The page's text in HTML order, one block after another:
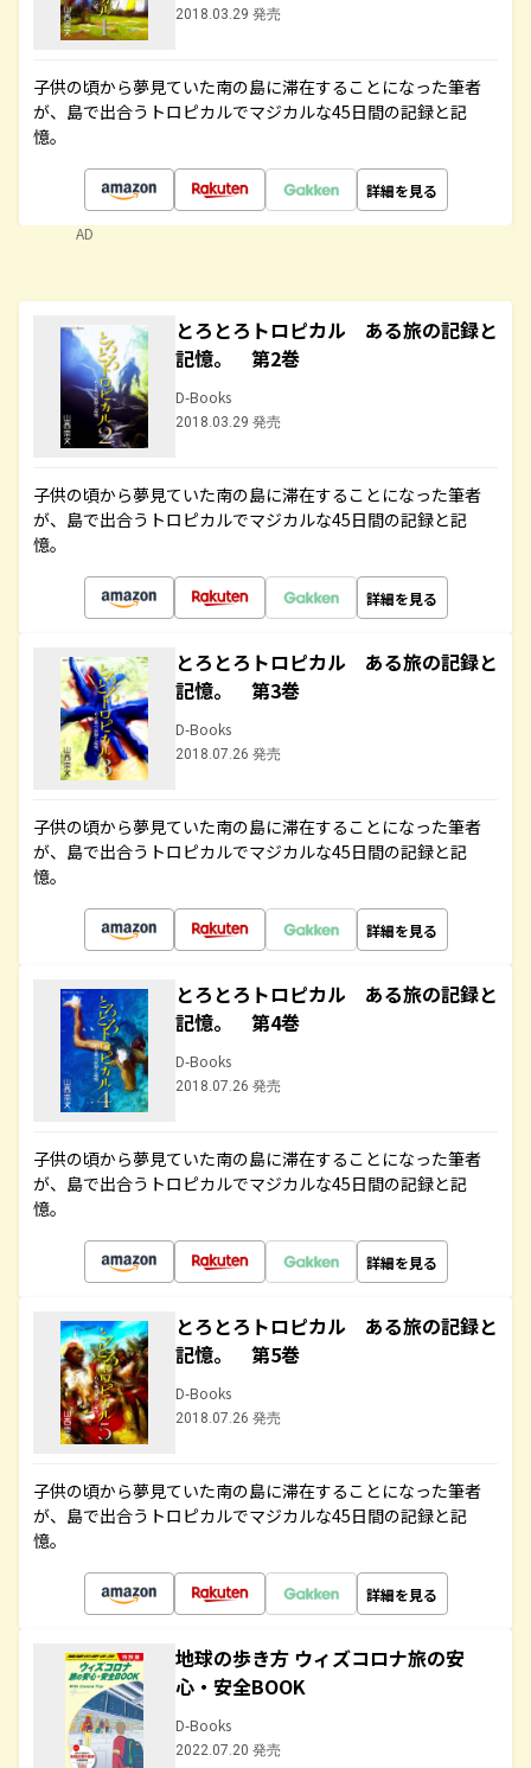
2018.03.29 発売
子供の頃から夢見ていた南の島に滞在することになった筆者
が、島で出合うトロピカルでマジカルな45日間の記録と記
憶。
詳細を見る
AD
とろとろトロピカル ある旅の記録と
記憶。 第2巻
D-Books
2018.03.29 発売
子供の頃から夢見ていた南の島に滞在することになった筆者
が、島で出合うトロピカルでマジカルな45日間の記録と記
憶。
詳細を見る
とろとろトロピカル ある旅の記録と
記憶。 第3巻
D-Books
2018.07.26 発売
子供の頃から夢見ていた南の島に滞在することになった筆者
が、島で出合うトロピカルでマジカルな45日間の記録と記
憶。
詳細を見る
とろとろトロピカル ある旅の記録と
記憶。 第4巻
D-Books
2018.07.26 発売
子供の頃から夢見ていた南の島に滞在することになった筆者
が、島で出合うトロピカルでマジカルな45日間の記録と記
憶。
詳細を見る
とろとろトロピカル ある旅の記録と
記憶。 第5巻
D-Books
2018.07.26 発売
子供の頃から夢見ていた南の島に滞在することになった筆者
が、島で出合うトロピカルでマジカルな45日間の記録と記
憶。
詳細を見る
地球の歩き方 ウィズコロナ旅の安
心・安全BOOK
D-Books
2022.07.20 発売